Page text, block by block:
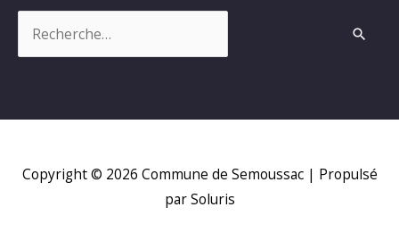
Copyright © 2026 Commune de Semoussac| Propulsé
par Soluris